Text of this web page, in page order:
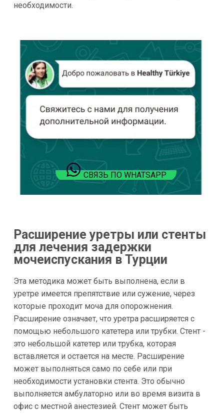
необходимости.
СВЯЗЬ ПО WHATSAPP
Расширение уретры или стенты
для лечения задержки
мочеиспускания в Турции
Эта методика может быть выполнена, если в
уретре имеется препятствие или сужение, через
которые проходит моча для опорожнения.
Расширение означает, что уретра расширяется с
помощью небольшого катетера или трубки. Стент -
это небольшой катетер или трубка, которая
вставляется и остается на месте. Расширение
может выполняться само по себе или при
необходимости установки стента. Это обычно
выполняется амбулаторно или во время визита в
офис с местной анестезией. Стент может быть